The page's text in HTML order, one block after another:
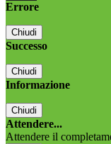
Errore
Chiudi
Successo
Chiudi
Informazione
Chiudi
Attendere...
Attendere il